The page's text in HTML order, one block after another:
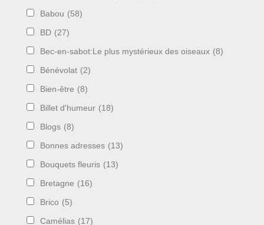
Babou (58)
BD (27)
Bec-en-sabot:Le plus mystérieux des oiseaux (8)
Bénévolat (2)
Bien-être (8)
Billet d'humeur (18)
Blogs (8)
Bonnes adresses (13)
Bouquets fleuris (13)
Bretagne (16)
Brico (5)
Camélias (17)